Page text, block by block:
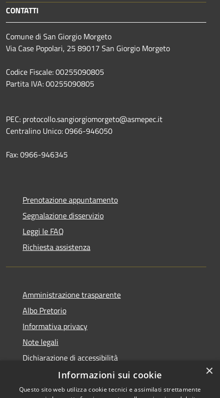
CONTATTI
Comune di San Giorgio Morgeto
Via Case Popolari, 25 89017 San Giorgio Morgeto
Codice Fiscale: 00255090805
Partita IVA: 00255090805
PEC: protocollo.sangiorgiomorgeto@asmepec.it
Centralino Unico: 0966-946050
Fax: 0966-946345
Prenotazione appuntamento
Segnalazione disservizio
Leggi le FAQ
Richiesta assistenza
Amministrazione trasparente
Albo Pretorio
Informativa privacy
Note legali
Dichiarazione di accessibilità
×
Informazioni sui cookie
Questo sito web utilizza cookie tecnici e assimilati strettamente